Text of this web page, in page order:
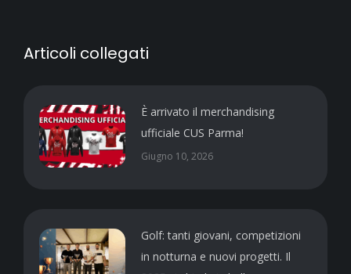
Articoli collegati
È arrivato il merchandising
ufficiale CUS Parma!
Giugno 10, 2026
Golf: tanti giovani, competizioni
in notturna e nuovi progetti. Il